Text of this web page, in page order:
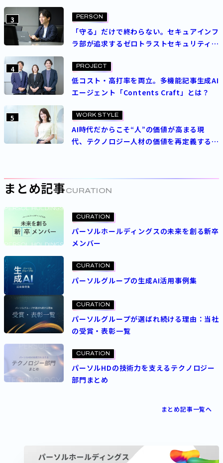
3 PERSON
「守る」だけで終わらない。セキュアインフ
ラ部が追求するゼロトラストセキュリティの
4 PROJECT
低コスト・高打率を両立。多機能記事生成AI
エージェント「Contents Craft」とは？
5 WORK STYLE
AI時代だからこそ“人”の価値が高まる現
代、テクノロジー人材の価値を再定義する
まとめ記事 CURATION
CURATION
パーソルホールディングスの未来を創る新卒
メンバー
CURATION
パーソルグループの生成AI活用事例集
CURATION
パーソルグループが選ばれ続ける理由：当社
の受賞・表彰一覧
CURATION
パーソルHDの技術力を支えるテクノロジー
部門まとめ
まとめ記事一覧へ